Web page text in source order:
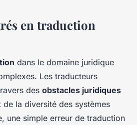
en traduction
dans le domaine juridique
Les traducteurs
des obstacles juridiques
la diversité des systèmes
une simple erreur de traduction